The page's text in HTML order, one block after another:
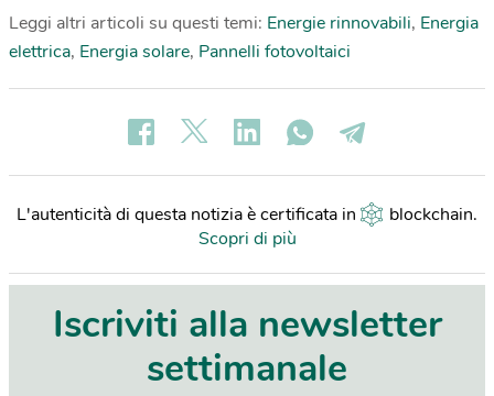
Leggi altri articoli su questi temi: Energie rinnovabili, Energia
elettrica, Energia solare, Pannelli fotovoltaici
L'autenticità di questa notizia è certificata in blockchain.
Scopri di più
Iscriviti alla newsletter
settimanale